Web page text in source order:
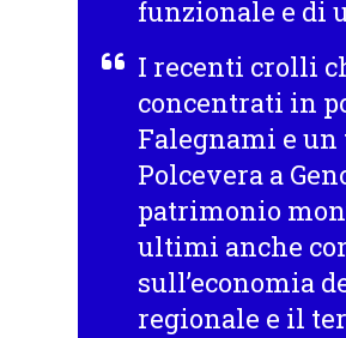
funzionale e di
I recenti crolli
concentrati in
Falegnami e un
Polcevera a
patrimonio
ultimi anche
sull’economia
regionale e il